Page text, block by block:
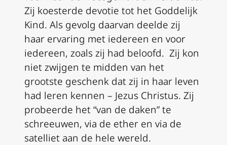
Zij koesterde devotie tot het Goddelijk
Kind. Als gevolg daarvan deelde zij
haar ervaring met iedereen en voor
iedereen, zoals zij had beloofd. Zij kon
niet zwijgen te midden van het
grootste geschenk dat zij in haar leven
had leren kennen – Jezus Christus. Zij
probeerde het “van de daken” te
schreeuwen, via de ether en via de
satelliet aan de hele wereld.